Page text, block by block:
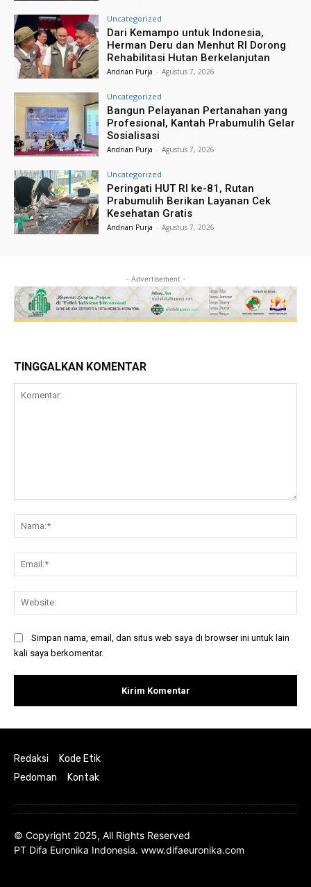
Uncategorized
Dari Kemampo untuk Indonesia,
Herman Deru dan Menhut RI Dorong
Rehabilitasi Hutan Berkelanjutan
Andrian Purja - Agustus 7, 2026
Uncategorized
Bangun Pelayanan Pertanahan yang
Profesional, Kantah Prabumulih Gelar
Sosialisasi
Andrian Purja - Agustus 7, 2026
Uncategorized
Peringati HUT RI ke-81, Rutan
Prabumulih Berikan Layanan Cek
Kesehatan Gratis
Andrian Purja - Agustus 7, 2026
- Advertisement -
TINGGALKAN KOMENTAR
Simpan nama, email, dan situs web saya di browser ini untuk lain
kali saya berkomentar.
Redaksi
Kode Etik
Pedoman
Kontak
© Copyright 2025, All Rights Reserved
PT Difa Euronika Indonesia. www.difaeuronika.com